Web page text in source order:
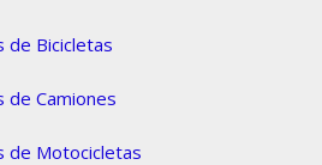
de Bicicletas
de Camiones
de Motocicletas